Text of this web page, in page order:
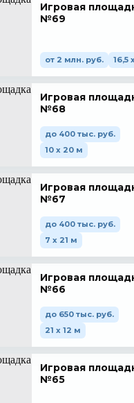
Игровая
№69
от 2 млн. руб. 16,5
Игровая
№68
до 400 тыс. руб.
10 x 20 м
Игровая
№67
до 400 тыс. руб.
7 x 21 м
Игровая
№66
до 650 тыс. руб.
21 x 12 м
Игровая
№65